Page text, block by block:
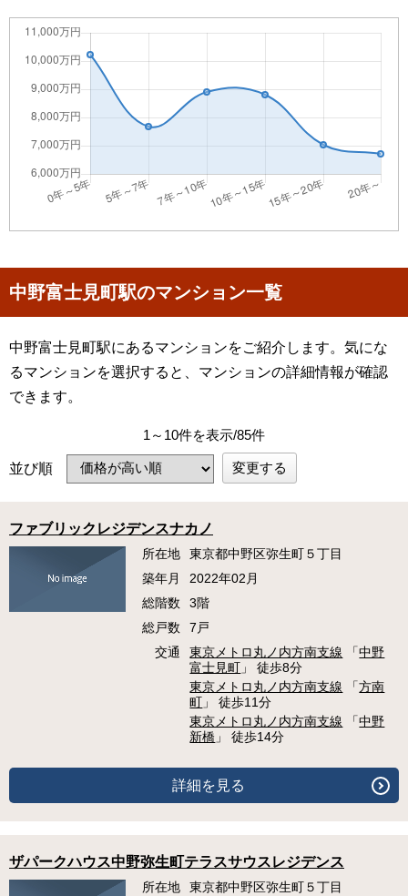
中野富士見町駅のマンション一覧
中野富士見町駅にあるマンションをご紹介します。気にな
るマンションを選択すると、マンションの詳細情報が確認
できます。
1～10件を表示/85件
並び順 変更する
ファブリックレジデンスナカノ
所在地
東京都中野区弥生町５丁目
築年月
2022年02月
総階数
3階
総戸数
7戸
交通
東京メトロ丸ノ内方南支線 「中野
富士見町 」 徒歩8分
東京メトロ丸ノ内方南支線 「方南
町 」 徒歩11分
東京メトロ丸ノ内方南支線 「中野
新橋 」 徒歩14分
詳細を見る
ザパークハウス中野弥生町テラスサウスレジデンス
所在地
東京都中野区弥生町５丁目